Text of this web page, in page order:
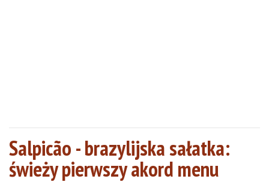
Salpicão - brazylijska sałatka:
świeży pierwszy akord menu